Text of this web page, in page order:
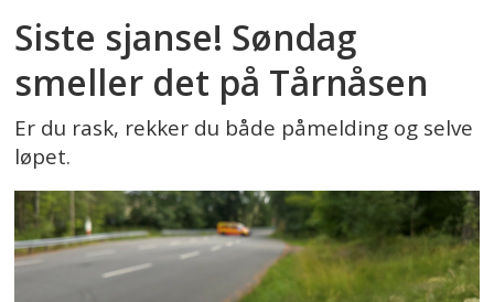
Siste sjanse! Søndag
smeller det på Tårnåsen
Er du rask, rekker du både påmelding og selve
løpet.